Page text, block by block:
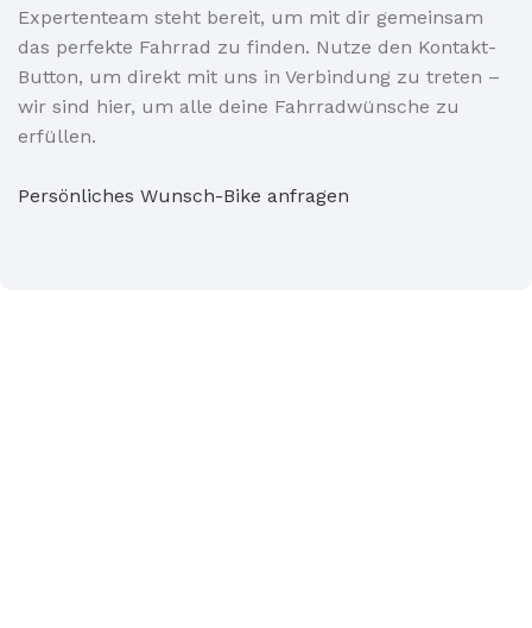
Expertenteam steht bereit, um mit dir gemeinsam
das perfekte Fahrrad zu finden. Nutze den Kontakt-
Button, um direkt mit uns in Verbindung zu treten –
wir sind hier, um alle deine Fahrradwünsche zu
erfüllen.
Persönliches Wunsch-Bike anfragen